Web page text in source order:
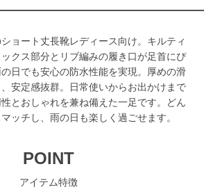
ョート丈長靴レディース向け。キルティ
クス部分とリブ編みの履き口が足首にぴ
日でも安心の防水性能を実現。厚めの滑
安定感抜群。日常使いからお出かけまで
とおしゃれを兼ね備えた一足です。どん
ッチし、雨の日も楽しく過ごせます。
POINT
アイテム特徴